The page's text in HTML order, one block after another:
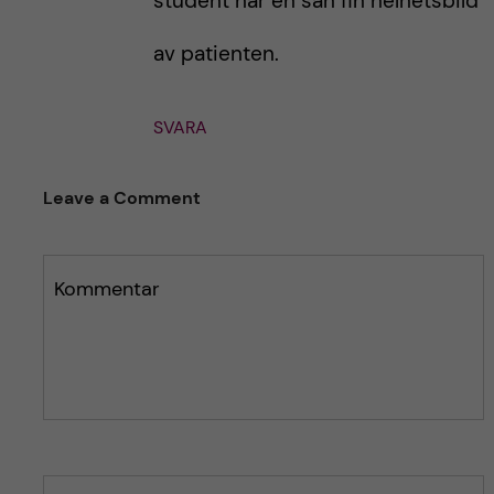
av patienten.
SVARA
Leave a Comment
Kommentar